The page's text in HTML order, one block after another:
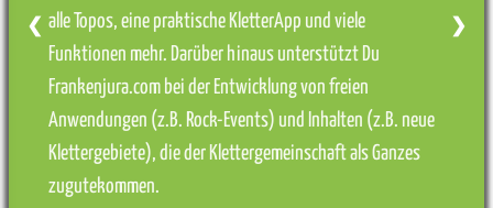
alle Topos, eine praktische KletterApp und viele
Funktionen mehr. Darüber hinaus unterstützt Du
Frankenjura.com bei der Entwicklung von freien
Anwendungen (z.B. Rock-Events) und Inhalten (z.B. neue
Klettergebiete), die der Klettergemeinschaft als Ganzes
zugutekommen.
❮ ❯